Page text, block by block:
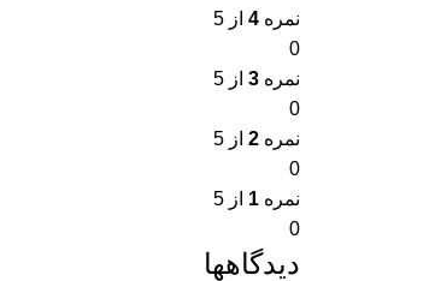
نمره 4 از 5
0
نمره 3 از 5
0
نمره 2 از 5
0
نمره 1 از 5
0
دیدگاهها